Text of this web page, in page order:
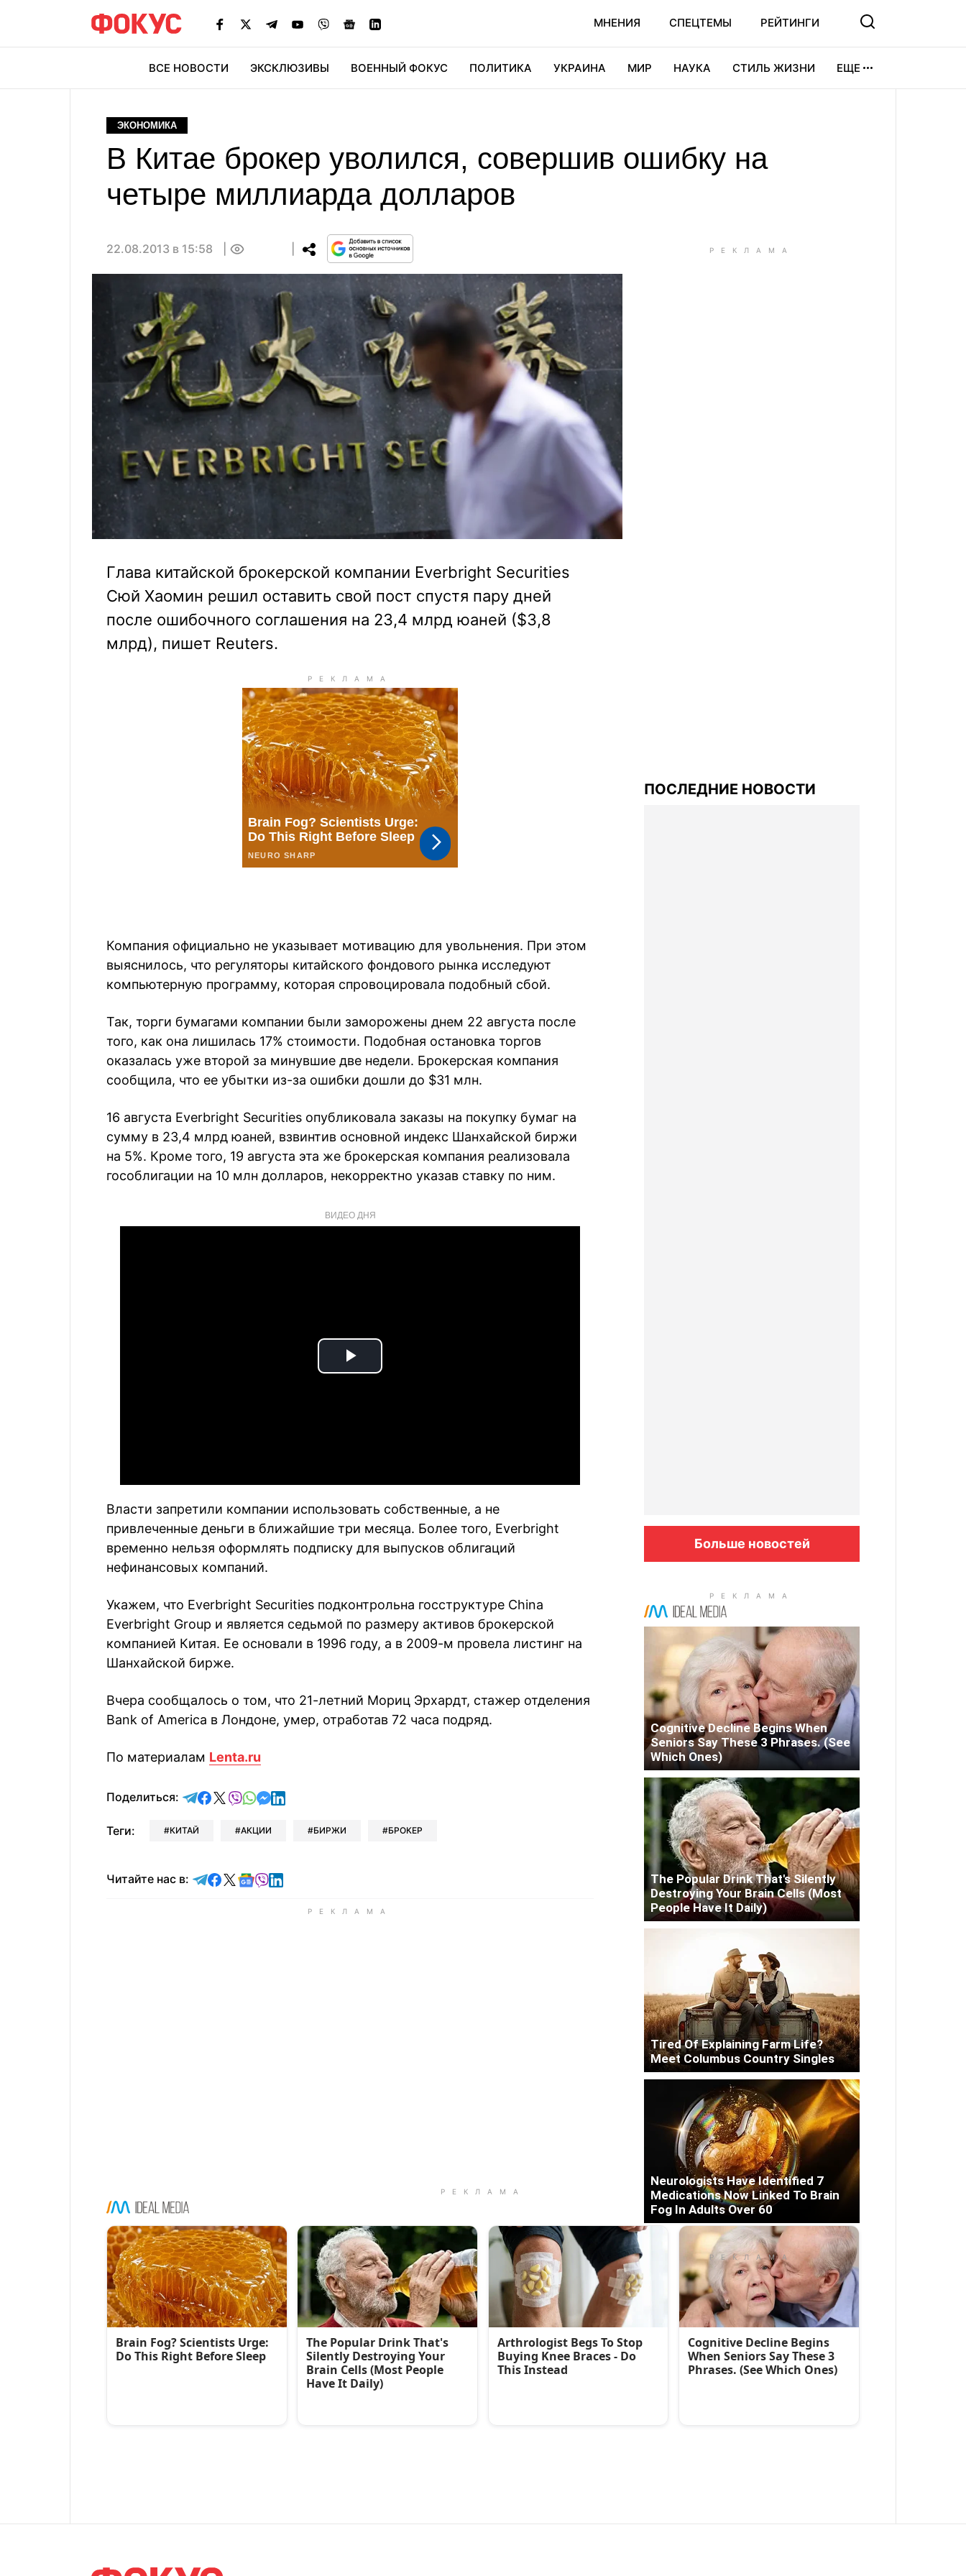
МНЕНИЯ СПЕЦТЕМЫ РЕЙТИНГИ
ВСЕ НОВОСТИ ЭКСКЛЮЗИВЫ ВОЕННЫЙ ФОКУС ПОЛИТИКА УКРАИНА МИР НАУКА СТИЛЬ ЖИЗНИ ЕЩЕ
ЭКОНОМИКА
В Китае брокер уволился, совершив ошибку на
четыре миллиарда долларов
22.08.2013 в 15:58
Глава китайской брокерской компании Everbright Securities
Сюй Хаомин решил оставить свой пост спустя пару дней
после ошибочного соглашения на 23,4 млрд юаней ($3,8
млрд), пишет Reuters.
Компания официально не указывает мотивацию для увольнения. При этом
выяснилось, что регуляторы китайского фондового рынка исследуют
компьютерную программу, которая спровоцировала подобный сбой.
Так, торги бумагами компании были заморожены днем 22 августа после
того, как она лишилась 17% стоимости. Подобная остановка торгов
оказалась уже второй за минувшие две недели. Брокерская компания
сообщила, что ее убытки из-за ошибки дошли до $31 млн.
16 августа Everbright Securities опубликовала заказы на покупку бумаг на
сумму в 23,4 млрд юаней, взвинтив основной индекс Шанхайской биржи
на 5%. Кроме того, 19 августа эта же брокерская компания реализовала
гособлигации на 10 млн долларов, некорректно указав ставку по ним.
ВИДЕО ДНЯ
Play
Власти запретили компании использовать собственные, а не
привлеченные деньги в ближайшие три месяца. Более того, Everbright
временно нельзя оформлять подписку для выпусков облигаций
нефинансовых компаний.
Укажем, что Everbright Securities подконтрольна госструктуре China
Everbright Group и является седьмой по размеру активов брокерской
компанией Китая. Ее основали в 1996 году, а в 2009-м провела листинг на
Шанхайской бирже.
Вчера сообщалось о том, что 21-летний Мориц Эрхардт, стажер отделения
Bank of America в Лондоне, умер, отработав 72 часа подряд.
По материалам Lenta.ru
Поделиться: отправить в Telegram
поделиться в Facebook
поделиться в X
отправить в Viber
отправить в Whatsapp
отправить в Messenger
отправить в LinkedIn
Теги: КИТАЙ АКЦИИ БИРЖИ БРОКЕР
Читайте нас в: Читайте в Telegram
Читайте в Facebook
Читайте в X
Читайте в Google news
Читайте в Viber
Читайте в LinkedIn
ПОСЛЕДНИЕ НОВОСТИ
Больше новостей